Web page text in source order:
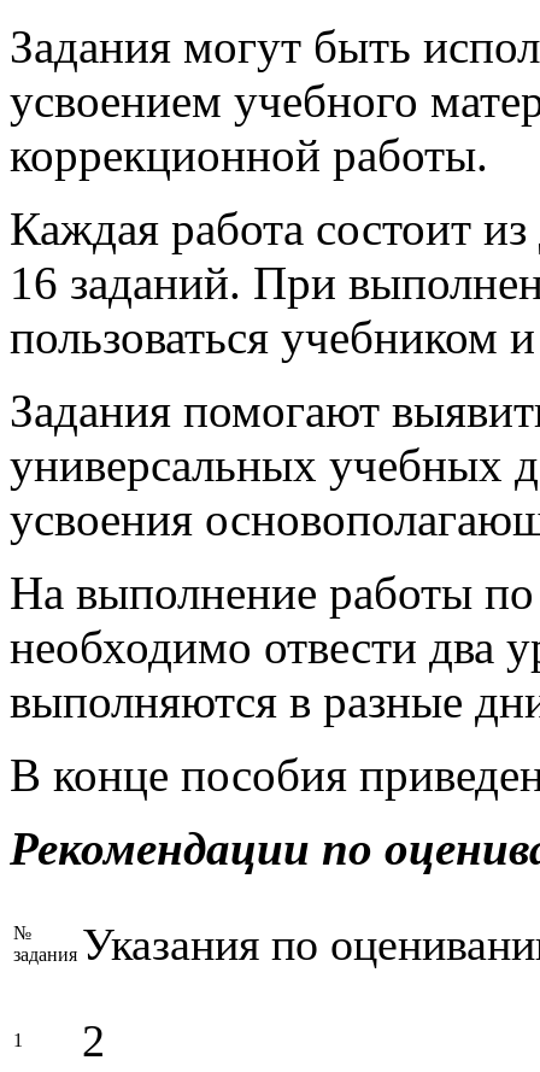
Задания могут быть
усвоением учебного
коррекционной работы.
Каждая работа состоит
16 заданий. При
пользоваться учебником
Задания помогают
универсальных учебных
усвоения
На выполнение работы
необходимо отвести два
выполняются в разные
В конце пособия
Рекомендации по
№
задания Указания по
1 2